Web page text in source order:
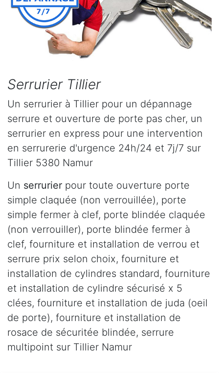
Serrurier Tillier
Un serrurier à Tillier pour un dépannage
serrure et ouverture de porte pas cher, un
serrurier en express pour une intervention
en serrurerie d'urgence 24h/24 et 7j/7 sur
Tillier 5380 Namur
Un serrurier pour toute ouverture porte
simple claquée (non verrouillée), porte
simple fermer à clef, porte blindée claquée
(non verrouiller), porte blindée fermer à
clef, fourniture et installation de verrou et
serrure prix selon choix, fourniture et
installation de cylindres standard, fourniture
et installation de cylindre sécurisé x 5
clées, fourniture et installation de juda (oeil
de porte), fourniture et installation de
rosace de sécuritée blindée, serrure
multipoint sur Tillier Namur